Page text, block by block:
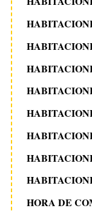
HORA DE